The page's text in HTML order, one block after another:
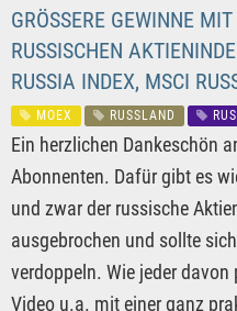
GRÖSSERE GEWINNE MIT
USSISCHEN
USSIA INDEX, MSCI
MOEX RUSSLAND
Ein herzlichen Dankeschön
Abonnenten. Dafür gibt es
und zwar der russische
ausgebrochen und sollte
verdoppeln. Wie jeder
Video u.a. mit einer ganz